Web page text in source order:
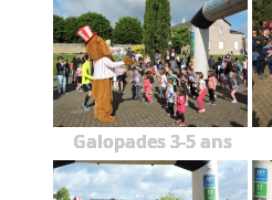
Galopades 3-5 ans